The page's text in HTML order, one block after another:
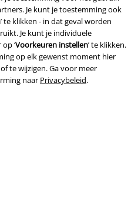
Je kunt je toestemming ook
’ te klikken - in dat geval worden
Je kunt je individuele
‘Voorkeuren instellen’ te klikken.
op elk gewenst moment hier
te wijzigen. Ga voor meer
naar Privacybeleid.